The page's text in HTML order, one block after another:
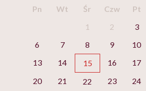
Pn Wt Śr Czw Pt
1
2 3
6
7 8 9 10
13
14 15 16 17
20
21 22 23 24